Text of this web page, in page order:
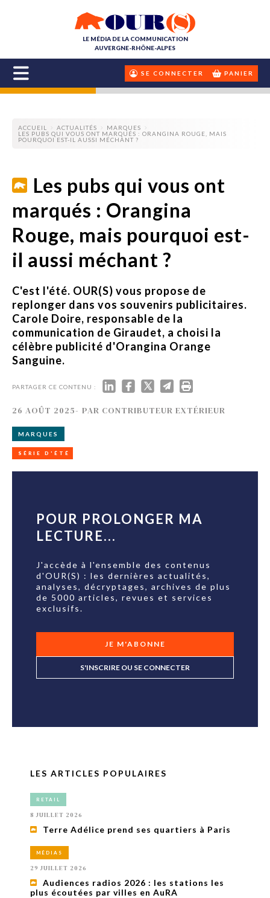
LE MÉDIA DE LA COMMUNICATION
AUVERGNE-RHÔNE-ALPES
SE CONNECTER PANIER
ACCUEIL ACTUALITÉS
MARQUES
LES PUBS QUI VOUS ONT MARQUÉS : ORANGINA ROUGE, MAIS
POURQUOI EST-IL AUSSI MÉCHANT ?
Les pubs qui vous ont
marqués : Orangina
Rouge, mais pourquoi est-
il aussi méchant ?
C'est l'été. OUR(S) vous propose de
replonger dans vos souvenirs publicitaires.
Carole Doire, responsable de la
communication de Giraudet, a choisi la
célèbre publicité d'Orangina Orange
Sanguine.
PARTAGER CE CONTENU :
26 AOÛT 2025- PAR CONTRIBUTEUR EXTÉRIEUR
MARQUES
SÉRIE D'ÉTÉ
POUR PROLONGER MA
LECTURE...
J'accède à l'ensemble des contenus
d'OUR(S) : les dernières actualités,
analyses, décryptages, archives de plus
de 5000 articles, revues et services
exclusifs.
JE M'ABONNE
S'INSCRIRE OU SE CONNECTER
LES ARTICLES POPULAIRES
RETAIL
8 JUILLET 2026
Terre Adélice prend ses quartiers à Paris
MÉDIAS
29 JUILLET 2026
Audiences radios 2026 : les stations les
plus écoutées par villes en AuRA